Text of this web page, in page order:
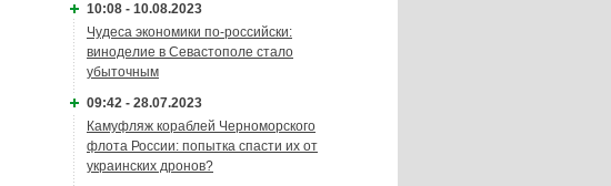
10:08 - 10.08.2023
Чудеса экономики по-российски:
виноделие в Севастополе стало
убыточным
09:42 - 28.07.2023
Камуфляж кораблей Черноморского
флота России: попытка спасти их от
украинских дронов?